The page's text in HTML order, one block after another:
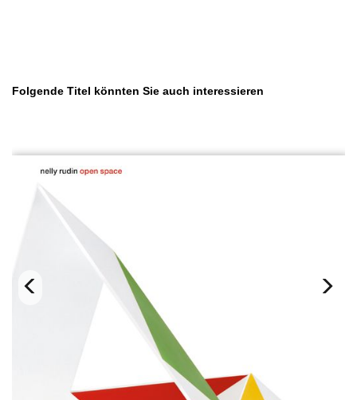
Produktgalerie überspringen
Folgende Titel könnten Sie auch interessieren